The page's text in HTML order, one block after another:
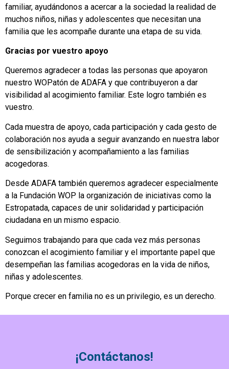
familiar, ayudándonos a acercar a la sociedad la realidad de
muchos niños, niñas y adolescentes que necesitan una
familia que les acompañe durante una etapa de su vida.
Gracias por vuestro apoyo
Queremos agradecer a todas las personas que apoyaron
nuestro WOPatón de ADAFA y que contribuyeron a dar
visibilidad al acogimiento familiar. Este logro también es
vuestro.
Cada muestra de apoyo, cada participación y cada gesto de
colaboración nos ayuda a seguir avanzando en nuestra labor
de sensibilización y acompañamiento a las familias
acogedoras.
Desde ADAFA también queremos agradecer especialmente
a la Fundación WOP la organización de iniciativas como la
Estropatada, capaces de unir solidaridad y participación
ciudadana en un mismo espacio.
Seguimos trabajando para que cada vez más personas
conozcan el acogimiento familiar y el importante papel que
desempeñan las familias acogedoras en la vida de niños,
niñas y adolescentes.
Porque crecer en familia no es un privilegio, es un derecho.
¡Contáctanos!